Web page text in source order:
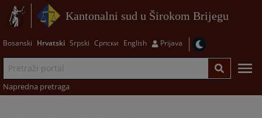
Kantonalni sud u Širokom Brijegu
Bosanski Hrvatski Srpski Српски English Prijava
Napredna pretraga